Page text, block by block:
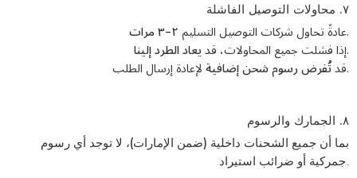
٧. محاولات التوصيل الفاشلة
عادةً تحاول شركات التوصيل التسليم٢–٣ مرات .
إذا فشلت جميع المحاولات، قديعاد الطرد إلينا .
قدتُفرض رسوم شحن إضافية لإعادة إرسال الطلب.
٨. الجمارك والرسوم
بما أن جميع الشحنات داخلية (ضمن الإمارات)، لا توجد أي رسوم
جمركية أو ضرائب استيراد.